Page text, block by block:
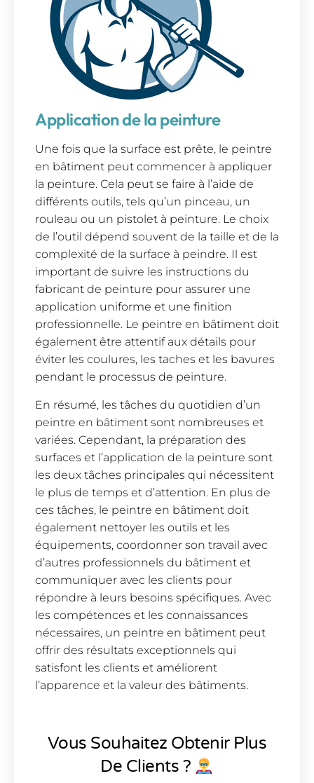
Application de la peinture
Une fois que la surface est prête, le peintre
en bâtiment peut commencer à appliquer
la peinture. Cela peut se faire à l’aide de
différents outils, tels qu’un pinceau, un
rouleau ou un pistolet à peinture. Le choix
de l’outil dépend souvent de la taille et de la
complexité de la surface à peindre. Il est
important de suivre les instructions du
fabricant de peinture pour assurer une
application uniforme et une finition
professionnelle. Le peintre en bâtiment doit
également être attentif aux détails pour
éviter les coulures, les taches et les bavures
pendant le processus de peinture.
En résumé, les tâches du quotidien d’un
peintre en bâtiment sont nombreuses et
variées. Cependant, la préparation des
surfaces et l’application de la peinture sont
les deux tâches principales qui nécessitent
le plus de temps et d’attention. En plus de
ces tâches, le peintre en bâtiment doit
également nettoyer les outils et les
équipements, coordonner son travail avec
d’autres professionnels du bâtiment et
communiquer avec les clients pour
répondre à leurs besoins spécifiques. Avec
les compétences et les connaissances
nécessaires, un peintre en bâtiment peut
offrir des résultats exceptionnels qui
satisfont les clients et améliorent
l’apparence et la valeur des bâtiments.
Vous Souhaitez Obtenir Plus
De Clients ?